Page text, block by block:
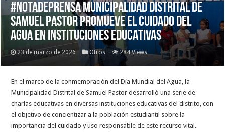
#NotaDePrensa MUNICIPALIDAD DISTRITAL DE
SAMUEL PASTOR PROMUEVE EL CUIDADO DEL
AGUA EN INSTITUCIONES EDUCATIVAS
23 de marzo de 2026 Otros 284 Views
En el marco de la conmemoración del Día Mundial del Agua, la
Municipalidad Distrital de Samuel Pastor desarrolló una serie de
charlas educativas en diversas instituciones educativas del distrito, con
el objetivo de concientizar a la población estudiantil sobre la
importancia del cuidado y uso responsable de este recurso vital.